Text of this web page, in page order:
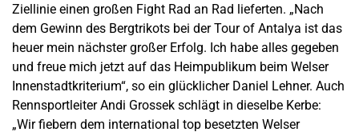
Ziellinie einen großen Fight Rad an Rad lieferten. „Nach
dem Gewinn des Bergtrikots bei der Tour of Antalya ist das
heuer mein nächster großer Erfolg. Ich habe alles gegeben
und freue mich jetzt auf das Heimpublikum beim Welser
Innenstadtkriterium“, so ein glücklicher Daniel Lehner. Auch
Rennsportleiter Andi Grossek schlägt in dieselbe Kerbe:
„Wir fiebern dem international top besetzten Welser